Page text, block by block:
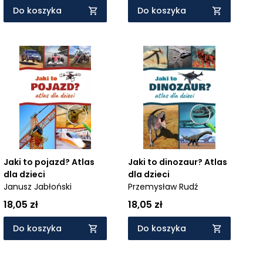
Do koszyka Do koszyka
Jaki to pojazd? Atlas
dla dzieci
Janusz Jabłoński
18,05 zł
Do koszyka
Jaki to dinozaur? Atlas
dla dzieci
Przemysław Rudź
18,05 zł
Do koszyka